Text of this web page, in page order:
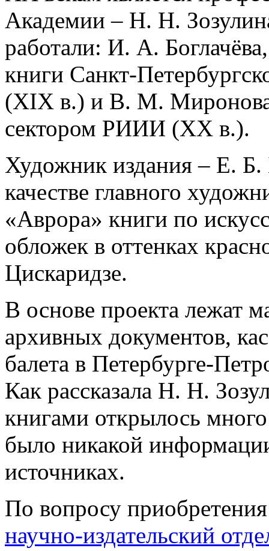
Академии – Н. Н.
работали: И. А.
книги Санкт-
(XIX в.) и В. М.
сектором РИИИ (XX в.).
Художник издания – Е.
качестве главного
«Аврора» книги по
обложек в оттенках
Цискаридзе.
В основе проекта лежат
архивных документов,
балета в Петербурге-
Как рассказала Н. Н.
книгами открылось
было никакой
источниках.
По вопросу
научно-издательский